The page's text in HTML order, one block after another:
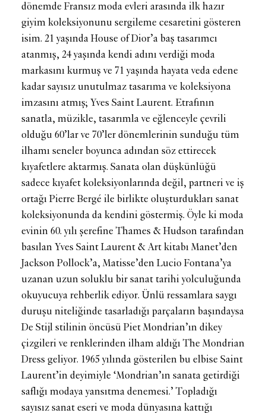
dönemde Fransız moda evleri arasında ilk hazır
giyim koleksiyonunu sergileme cesaretini gösteren
isim. 21 yaşında House of Dior’a baş tasarımcı
atanmış, 24 yaşında kendi adını verdiği moda
markasını kurmuş ve 71 yaşında hayata veda edene
kadar sayısız unutulmaz tasarıma ve koleksiyona
imzasını atmış; Yves Saint Laurent. Etrafının
sanatla, müzikle, tasarımla ve eğlenceyle çevrili
olduğu 60’lar ve 70’ler dönemlerinin sunduğu tüm
ilhamı seneler boyunca adından söz ettirecek
kıyafetlere aktarmış. Sanata olan düşkünlüğü
sadece kıyafet koleksiyonlarında değil, partneri ve iş
ortağı Pierre Bergé ile birlikte oluşturdukları sanat
koleksiyonunda da kendini göstermiş. Öyle ki moda
evinin 60. yılı şerefine Thames & Hudson tarafından
basılan Yves Saint Laurent & Art kitabı Manet’den
Jackson Pollock’a, Matisse’den Lucio Fontana’ya
uzanan uzun soluklu bir sanat tarihi yolculuğunda
okuyucuya rehberlik ediyor. Ünlü ressamlara saygı
duruşu niteliğinde tasarladığı parçaların başındaysa
De Stijl stilinin öncüsü Piet Mondrian’ın dikey
çizgileri ve renklerinden ilham aldığı The Mondrian
Dress geliyor. 1965 yılında gösterilen bu elbise Saint
Laurent’in deyimiyle ‘Mondrian’ın sanata getirdiği
saflığı modaya yansıtma denemesi.’ Topladığı
sayısız sanat eseri ve moda dünyasına kattığı